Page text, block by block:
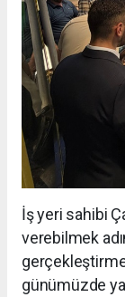
İş yeri sahibi
verebilmek
günümüzde